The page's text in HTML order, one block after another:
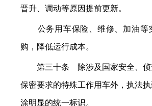
晋升、调动等原因提前更新。
公务用车保险、维修、加油等
购，降低运行成本。
第三十条 除涉及国家安全、侦
保密要求的特殊工作用车外，执法
涂明显的统一标识。